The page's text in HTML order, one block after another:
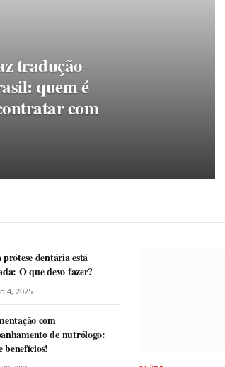
tradução
quem é
com
dentária está
O que devo fazer?
4, 2025
com
de nutrólogo:
benefícios!